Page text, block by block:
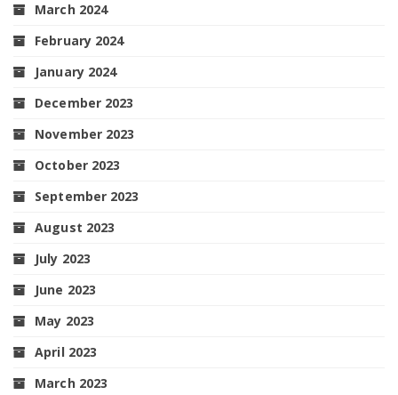
March 2024
February 2024
January 2024
December 2023
November 2023
October 2023
September 2023
August 2023
July 2023
June 2023
May 2023
April 2023
March 2023